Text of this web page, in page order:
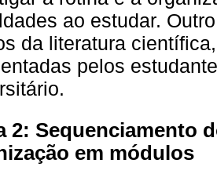
ao estudar.
da literatura
pelos
2: Sequenciamento
em módulos